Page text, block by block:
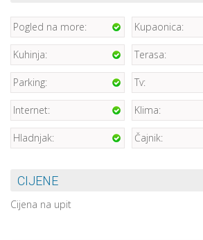
Pogled na more: Kupaonica:
Kuhinja: Terasa:
Parking: Tv:
Internet: Klima:
Hladnjak: Čajnik:
CIJENE
Cijena na upit